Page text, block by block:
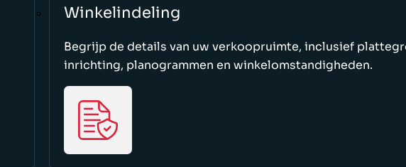
Winkelindeling
Begrijp de details van uw verkoopruimte, inclusief
inrichting, planogrammen en winkelomstandigheden.